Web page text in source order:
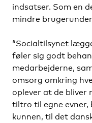
indsatser. Som en
mindre
“Socialtilsynet
føler sig godt
medarbejderne,
omsorg omkring
oplever at de bliver
tiltro til egne evner,
kunnen, til det